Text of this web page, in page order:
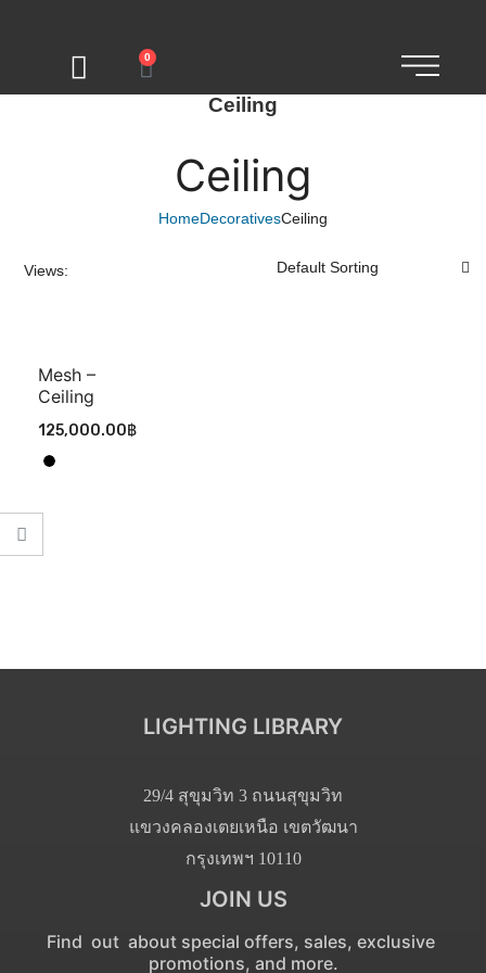
0
Ceiling
Ceiling
HomeDecorativesCeiling
Views:
Mesh –
Ceiling
125,000.00฿
LIGHTING LIBRARY
29/4 สุขุมวิท 3 ถนนสุขุมวิท
แขวงคลองเตยเหนือ เขตวัฒนา
กรุงเทพฯ 10110
JOIN US
Find out about special offers, sales, exclusive
promotions, and more.